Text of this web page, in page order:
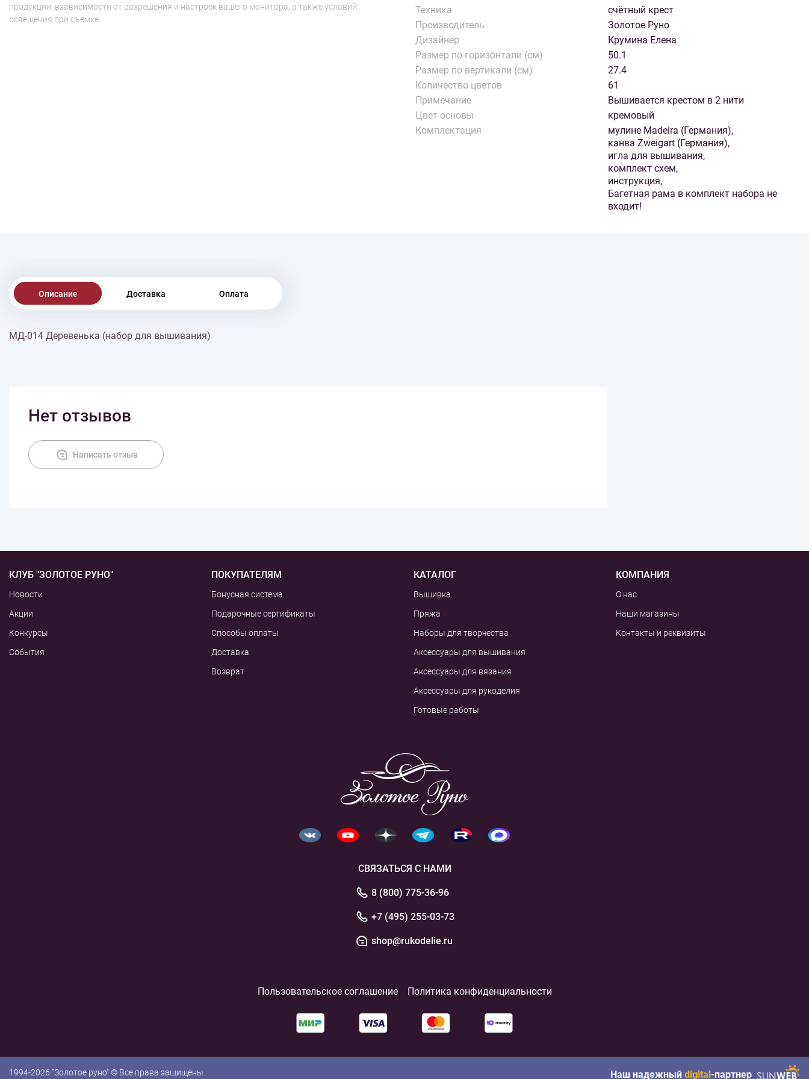
продукции, взависимости от разрешения и настроек вашего монитора, а также условий
освещения при съемке
Техника
счётный крест
Производитель
Золотое Руно
Дизайнер
Крумина Елена
Размер по горизонтали (см)
50.1
Размер по вертикали (см)
27.4
Количество цветов
61
Примечание
Вышивается крестом в 2 нити
Цвет основы
кремовый
Комплектация
мулине Madeira (Германия),
канва Zweigart (Германия),
игла для вышивания,
комплект схем,
инструкция,
Багетная рама в комплект набора не
входит!
Описание Доставка Оплата
МД-014 Деревенька (набор для вышивания)
Нет отзывов
Написать отзыв
КЛУБ "ЗОЛОТОЕ РУНО"
Новости
Акции
Конкурсы
События
ПОКУПАТЕЛЯМ
Бонусная система
Подарочные сертификаты
Способы оплаты
Доставка
Возврат
КАТАЛОГ
Вышивка
Пряжа
Наборы для творчества
Аксессуары для вышивания
Аксессуары для вязания
Аксессуары для рукоделия
Готовые работы
КОМПАНИЯ
О нас
Наши магазины
Контакты и реквизиты
СВЯЗАТЬСЯ С НАМИ
8 (800) 775-36-96
+7 (495) 255-03-73
shop@rukodelie.ru
Пользовательское соглашение Политика конфиденциальности
1994-2026 "Золотое руно" © Все права защищены. Наш надежный digital-партнер